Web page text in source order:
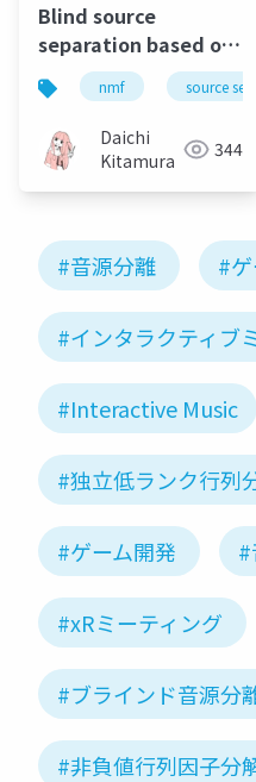
Blind source
separation based on
independent low-
rank matrix analysis
and its extension to
Student's t-
distribution
nmf source
Daichi
Kitamura
344
#音源分離 #
#インタラクティブ
#Interactive Music
#独立低ランク行列
#ゲーム開発
#xRミーティング
#ブラインド音源分
#非負値行列因子分